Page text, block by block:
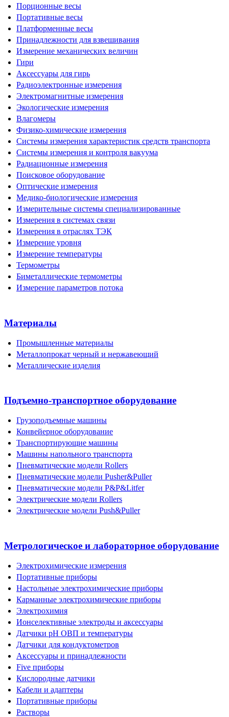
Порционные весы
Портативные весы
Платформенные весы
Принадлежности для взвешивания
Измерение механических величин
Гири
Аксессуары для гирь
Радиоэлектронные измерения
Электромагнитные измерения
Экологические измерения
Влагомеры
Физико-химические измерения
Системы измерения характеристик средств транспорта
Системы измерения и контроля вакуума
Радиационные измерения
Поисковое оборудование
Оптические измерения
Медико-биологические измерения
Измерительные системы специализированные
Измерения в системах связи
Измерения в отраслях ТЭК
Измерение уровня
Измерение температуры
Термометры
Биметаллические термометры
Измерение параметров потока
Материалы
Промышленные материалы
Металлопрокат черный и нержавеющий
Металлические изделия
Подъемно-транспортное оборудование
Грузоподъемные машины
Конвейерное оборудование
Транспортирующие машины
Машины напольного транспорта
Пневматические модели Rollers
Пневматические модели Pusher&Puller
Пневматические модели P&P&Litfer
Электрические модели Rollers
Электрические модели Push&Puller
Метрологическое и лабораторное оборудование
Электрохимические измерения
Портативные приборы
Настольные электрохимические приборы
Карманные электрохимические приборы
Электрохимия
Ионселективные электроды и аксессуары
Датчики рН ОВП и температуры
Датчики для кондуктометров
Аксессуары и принадлежности
Five приборы
Кислородные датчики
Кабели и адаптеры
Портативные приборы
Растворы